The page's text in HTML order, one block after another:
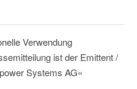
Verwendung
ist der Emittent /
Systems AG«